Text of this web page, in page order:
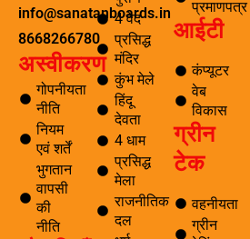
info@sanatanboards.in
8668266780
अस्वीकरण
गोपनीयता
नीति
नियम
एवं शर्तें
भुगतान
वापसी
की
नीति
4 वेद
प्रसिद्ध
मंदिर
कुंभ मेले
हिंदू
देवता
4 धाम
प्रसिद्ध
मेला
राजनीतिक
दल
प्रमाणपत्र
आईटी
कंप्यूटर
वेब
विकास
ग्रीन
टेक
वहनीयता
ग्रीन